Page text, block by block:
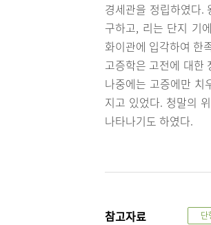
경세관을 정립하였다.
구하고, 리는 단지 기
화이관에 입각하여 한
고증학은 고전에 대한
나중에는 고증에만 치
지고 있었다. 청말의
나타나기도 하였다.
참고자료 단